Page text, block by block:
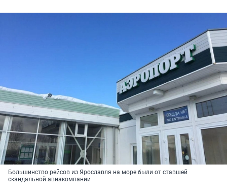
Большинство рейсов из Ярославля на море были от ставшей
скандальной авиакомпании